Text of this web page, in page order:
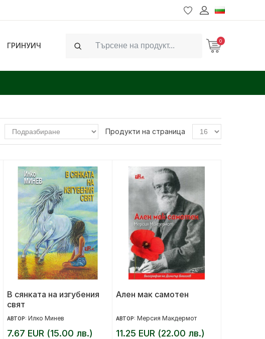
ГРИНУИЧ
Search
0
Продукти на страница
В сянката на изгубения
свят
АВТОР: Илко Минев
7.67 EUR (15.00 лв.)
Ален мак самотен
АВТОР: Мерсия Макдермот
11.25 EUR (22.00 лв.)